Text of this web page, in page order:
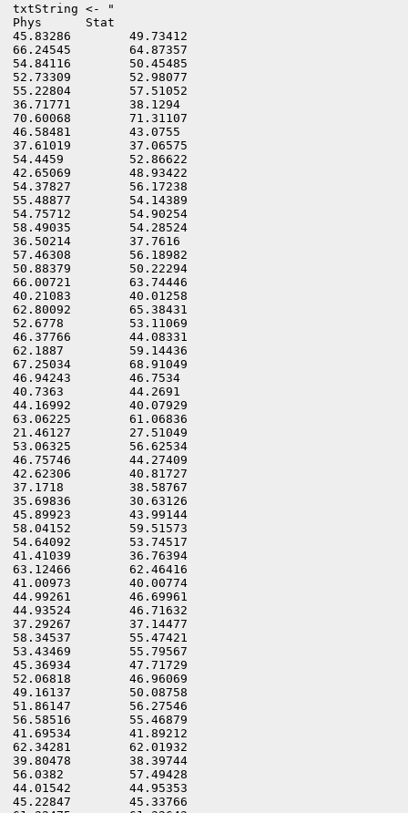
txtString <- "
Phys      Stat
45.83286	49.73412
66.24545	64.87357
54.84116	50.45485
52.73309	52.98077
55.22804	57.51052
36.71771	38.1294
70.60068	71.31107
46.58481	43.0755
37.61019	37.06575
54.4459 	52.86622
42.65069	48.93422
54.37827	56.17238
55.48877	54.14389
54.75712	54.90254
58.49035	54.28524
36.50214	37.7616
57.46308	56.18982
50.88379	50.22294
66.00721	63.74446
40.21083	40.01258
62.80092	65.38431
52.6778	        53.11069
46.37766	44.08331
62.1887	        59.14436
67.25034	68.91049
46.94243	46.7534
40.7363	        44.2691
44.16992	40.07929
63.06225	61.06836
21.46127	27.51049
53.06325	56.62534
46.75746	44.27409
42.62306	40.81727
37.1718	        38.58767
35.69836	30.63126
45.89923	43.99144
58.04152	59.51573
54.64092	53.74517
41.41039	36.76394
63.12466	62.46416
41.00973	40.00774
44.99261	46.69961
44.93524	46.71632
37.29267	37.14477
58.34537	55.47421
53.43469	55.79567
45.36934	47.71729
52.06818	46.96069
49.16137	50.08758
51.86147	56.27546
56.58516	55.46879
41.69534	41.89212
62.34281	62.01932
39.80478	38.39744
56.0382	        57.49428
44.01542	44.95353
45.22847	45.33766